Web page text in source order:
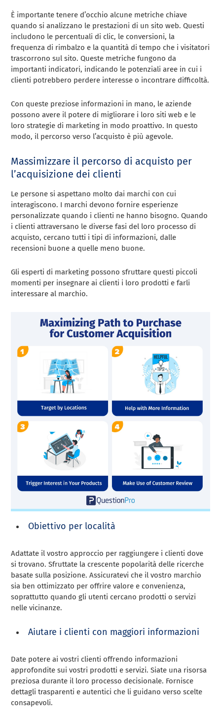
È importante tenere d’occhio alcune metriche chiave
quando si analizzano le prestazioni di un sito web. Questi
includono le percentuali di clic, le conversioni, la
frequenza di rimbalzo e la quantità di tempo che i visitatori
trascorrono sul sito. Queste metriche fungono da
importanti indicatori, indicando le potenziali aree in cui i
clienti potrebbero perdere interesse o incontrare difficoltà.
Con queste preziose informazioni in mano, le aziende
possono avere il potere di migliorare i loro siti web e le
loro strategie di marketing in modo proattivo. In questo
modo, il percorso verso l’acquisto è più agevole.
Massimizzare il percorso di acquisto per
l’acquisizione dei clienti
Le persone si aspettano molto dai marchi con cui
interagiscono. I marchi devono fornire esperienze
personalizzate quando i clienti ne hanno bisogno. Quando
i clienti attraversano le diverse fasi del loro processo di
acquisto, cercano tutti i tipi di informazioni, dalle
recensioni buone a quelle meno buone.
Gli esperti di marketing possono sfruttare questi piccoli
momenti per insegnare ai clienti i loro prodotti e farli
interessare al marchio.
Obiettivo per località
Adattate il vostro approccio per raggiungere i clienti dove
si trovano. Sfruttate la crescente popolarità delle ricerche
basate sulla posizione. Assicuratevi che il vostro marchio
sia ben ottimizzato per offrire valore e convenienza,
soprattutto quando gli utenti cercano prodotti o servizi
nelle vicinanze.
Aiutare i clienti con maggiori informazioni
Date potere ai vostri clienti offrendo informazioni
approfondite sui vostri prodotti e servizi. Siate una risorsa
preziosa durante il loro processo decisionale. Fornisce
dettagli trasparenti e autentici che li guidano verso scelte
consapevoli.